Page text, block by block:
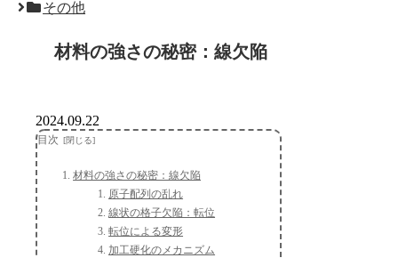
その他
材料の強さの秘密：線欠陥
2024.09.22
目次
材料の強さの秘密：線欠陥
原子配列の乱れ
線状の格子欠陥：転位
転位による変形
加工硬化のメカニズム